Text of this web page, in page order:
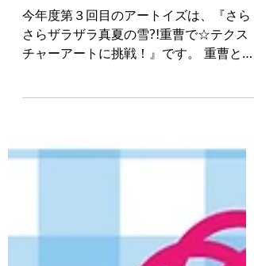
戦！』参加者募集中！
今年度第３回目のアートイズは、『さら
さらザラザラ真夏の雪?!重曹で☆テクス
工用接着剤を使って、手触りも楽しいザ
夏の雪！ 絵の具を使ってカラフルにも。
う☆ ぜひおこしください。 お待ちしてい
ます☆ 【日時】2026年7月26日（日）
13:30～15:30 【講師】佐貫 巧（佐賀女